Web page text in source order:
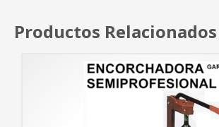
Productos Relacionados